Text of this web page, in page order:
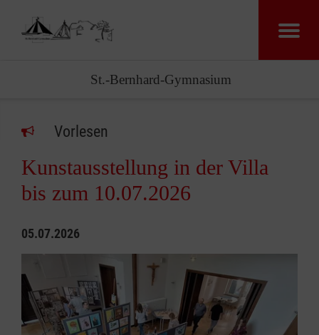
St.-Bernhard-Gymnasium
Vorlesen
Kunstausstellung in der Villa
bis zum 10.07.2026
05.07.2026